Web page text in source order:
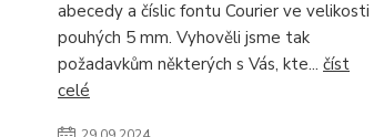
abecedy a číslic fontu Courier ve velikosti
pouhých 5 mm. Vyhověli jsme tak
požadavkům některých s Vás, kte... číst
celé